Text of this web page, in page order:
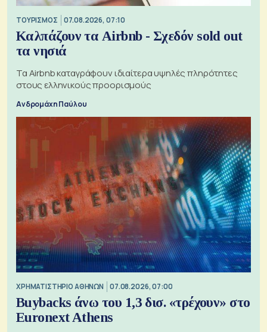
ΤΟΥΡΙΣΜΟΣ 07.08.2026, 07:10
Καλπάζουν τα Airbnb - Σχεδόν sold out
τα νησιά
Τα Airbnb καταγράφουν ιδιαίτερα υψηλές πληρότητες
στους ελληνικούς προορισμούς
Ανδρομάχη Παύλου
XΡΗΜΑΤΙΣΤΗΡΙΟ ΑΘΗΝΩΝ 07.08.2026, 07:00
Buybacks άνω του 1,3 δισ. «τρέχουν» στο
Euronext Athens